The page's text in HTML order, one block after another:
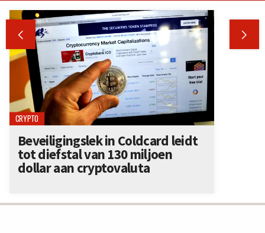
 
CRYPTO
Beveiligingslek in Coldcard leidt
tot diefstal van 130 miljoen
dollar aan cryptovaluta